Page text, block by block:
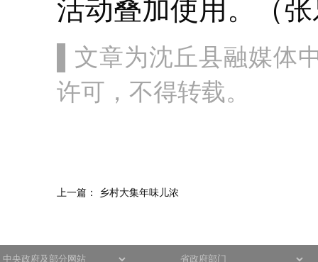
活动叠加使用。（
▌文章为沈丘县融媒体
许可，不得转载。
上一篇： 乡村大集年味儿浓